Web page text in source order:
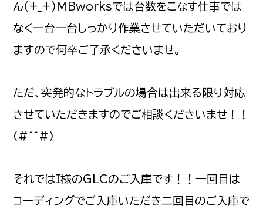
ん(+_+)MBworksでは台数をこなす仕事では
なく一台一台しっかり作業させていただいており
ますので何卒ご了承くださいませ。
ただ、突発的なトラブルの場合は出来る限り対応
させていただきますのでご相談くださいませ！！
(#^^#)
それではI様のGLCのご入庫です！！一回目は
コーディングでご入庫いただき二回目のご入庫で